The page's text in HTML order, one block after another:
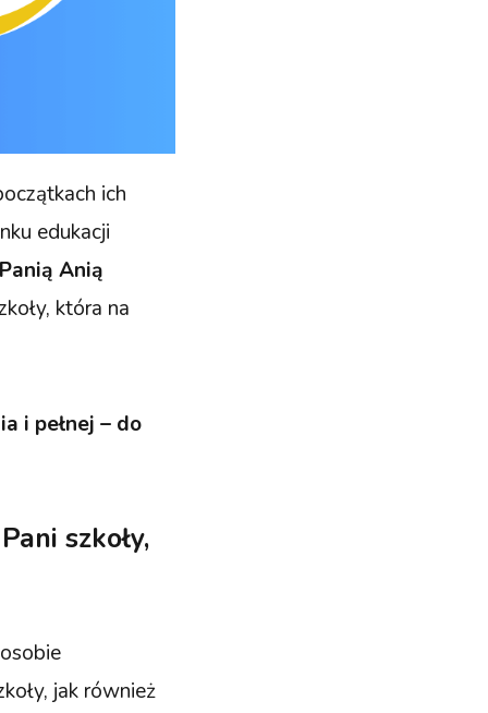
ich
edukacji
Anią
która na
i pełnej – do
szkoły,
jak również